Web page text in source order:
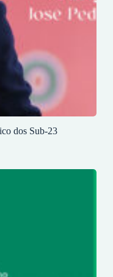
dos Sub-23